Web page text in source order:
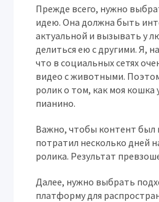
Прежде всего, нужно
идею. Она должна быть
актуальной и вызывать у
делиться ею с другими. Я,
что в социальных сетях
видео с животными.
ролик о том, как моя кошка
пианино.
Важно, чтобы контент был
потратил несколько дней
ролика. Результат
Далее, нужно выбрать
платформу для